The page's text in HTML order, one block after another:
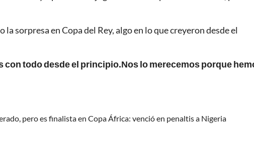
sorpresa en Copa del Rey, algo en lo que creyeron desde el
con todo desde el principio.Nos lo merecemos porque
pero es finalista en Copa África: venció en penaltis a Nigeria